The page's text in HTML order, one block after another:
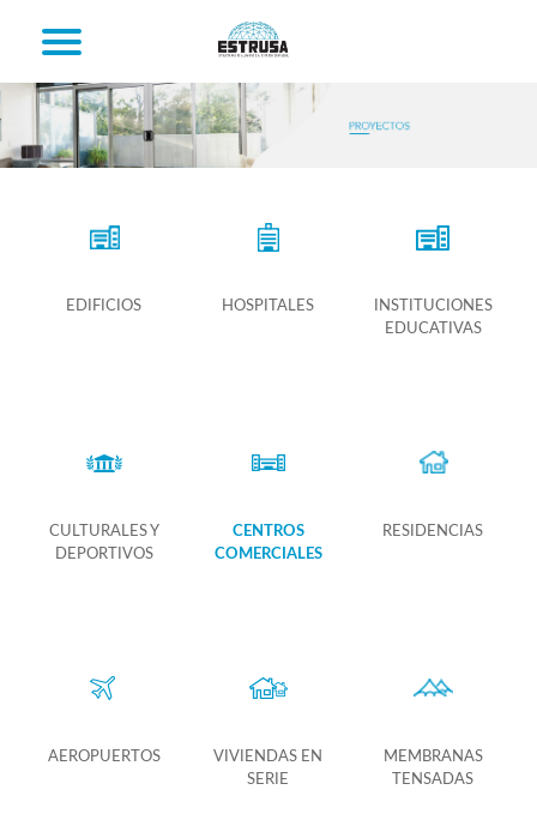
EDIFICIOS HOSPITALES
INSTITUCIONES
EDUCATIVAS
CULTURALES Y
DEPORTIVOS
CENTROS
COMERCIALES
RESIDENCIAS
AEROPUERTOS
VIVIENDAS EN
SERIE
MEMBRANAS
TENSADAS